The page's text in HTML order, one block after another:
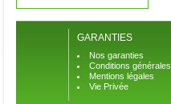
GARANTIES
Nos garanties
Conditions générales
Mentions légales
Vie Privée